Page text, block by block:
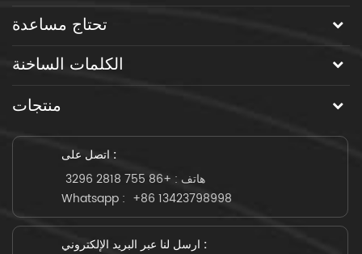
تحتاج مساعدة
الكلمات الساخنة
منتجات
اتصل على :
هاتف : +86 755 2818 3296
Whatsapp : +86 13423798998
ارسل لنا عبر البريد الإلكتروني :